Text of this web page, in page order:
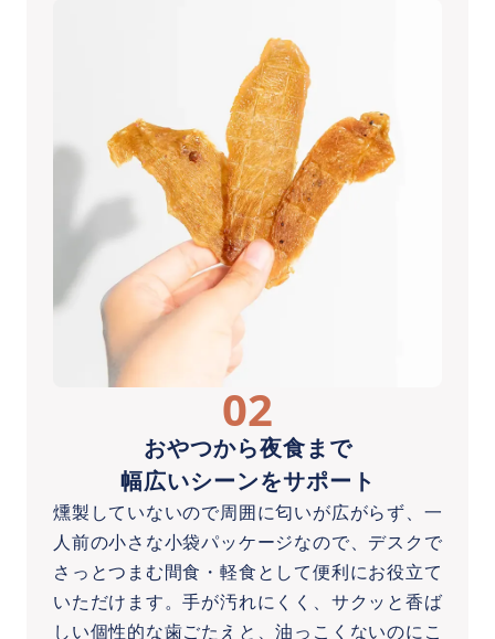
02
おやつから夜食まで
幅広いシーンをサポート
燻製していないので周囲に匂いが広がらず、一
人前の小さな小袋パッケージなので、デスクで
さっとつまむ間食・軽食として便利にお役立て
いただけます。手が汚れにくく、サクッと香ば
しい個性的な歯ごたえと、油っこくないのにこ